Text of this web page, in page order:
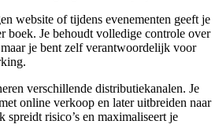
website of tijdens evenementen geeft je
boek. Je behoudt volledige controle over
je bent zelf verantwoordelijk voor
verschillende distributiekanalen. Je
online verkoop en later uitbreiden naar
spreidt risico’s en maximaliseert je